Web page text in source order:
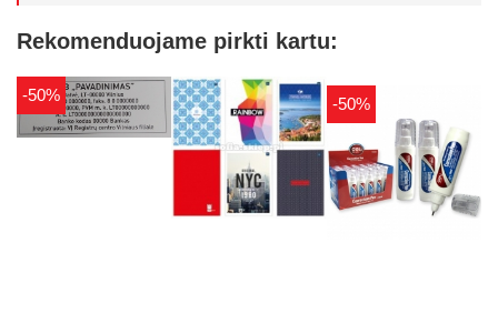
Rekomenduojame pirkti kartu:
-50% -50%